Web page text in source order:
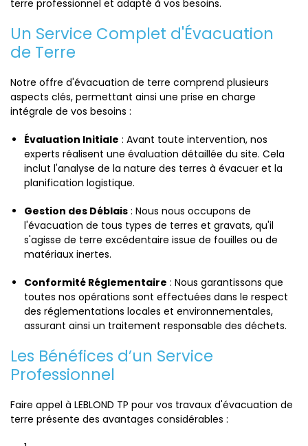
terre professionnel et adapté à vos besoins.
Un Service Complet d'Évacuation
de Terre
Notre offre d'évacuation de terre comprend plusieurs
aspects clés, permettant ainsi une prise en charge
intégrale de vos besoins :
Évaluation Initiale : Avant toute intervention, nos
experts réalisent une évaluation détaillée du site. Cela
inclut l'analyse de la nature des terres à évacuer et la
planification logistique.
Gestion des Déblais : Nous nous occupons de
l'évacuation de tous types de terres et gravats, qu'il
s'agisse de terre excédentaire issue de fouilles ou de
matériaux inertes.
Conformité Réglementaire : Nous garantissons que
toutes nos opérations sont effectuées dans le respect
des réglementations locales et environnementales,
assurant ainsi un traitement responsable des déchets.
Les Bénéfices d’un Service
Professionnel
Faire appel à LEBLOND TP pour vos travaux d'évacuation de
terre présente des avantages considérables :